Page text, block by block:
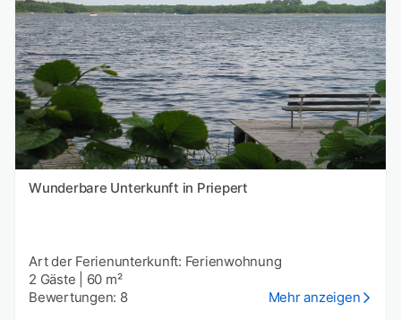
Wunderbare Unterkunft in Priepert
Art der Ferienunterkunft: Ferienwohnung
2 Gäste
60 m²
Bewertungen: 8
Mehr anzeigen